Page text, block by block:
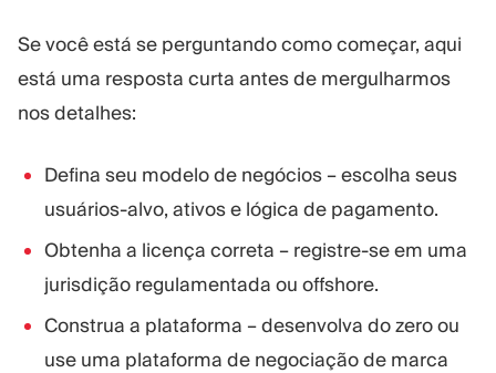
Se você está se perguntando como começar, aqui
está uma resposta curta antes de mergulharmos
nos detalhes:
Defina seu modelo de negócios – escolha seus
usuários-alvo, ativos e lógica de pagamento.
Obtenha a licença correta – registre-se em uma
jurisdição regulamentada ou offshore.
Construa a plataforma – desenvolva do zero ou
use uma plataforma de negociação de marca
Tutoriais em vídeo
Calculadora de lucro
Plano de negócios
Números
Notícias da empresa
Carreiras